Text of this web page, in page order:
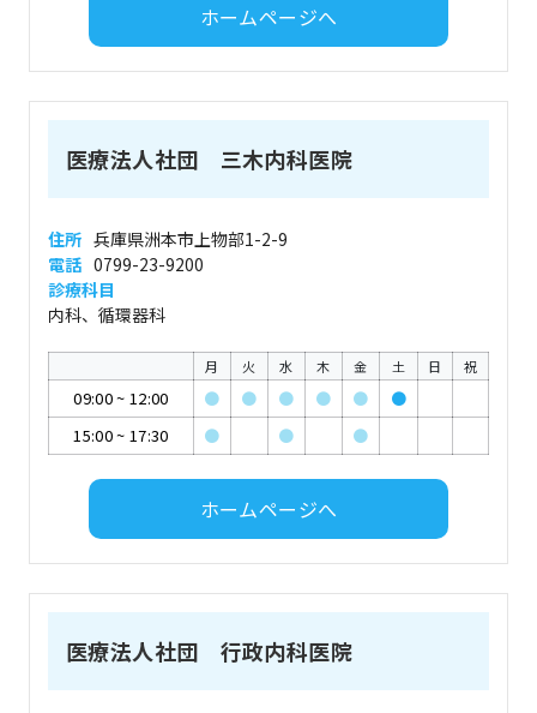
ホームページへ
医療法人社団 三木内科医院
住所 兵庫県洲本市上物部1-2-9
電話 0799-23-9200
診療科目
内科、循環器科
月 火 水 木 金 土 日 祝
09:00~ 12:00 ● ● ● ● ●
●
15:00~ 17:30 ● ● ●
ホームページへ
医療法人社団 行政内科医院